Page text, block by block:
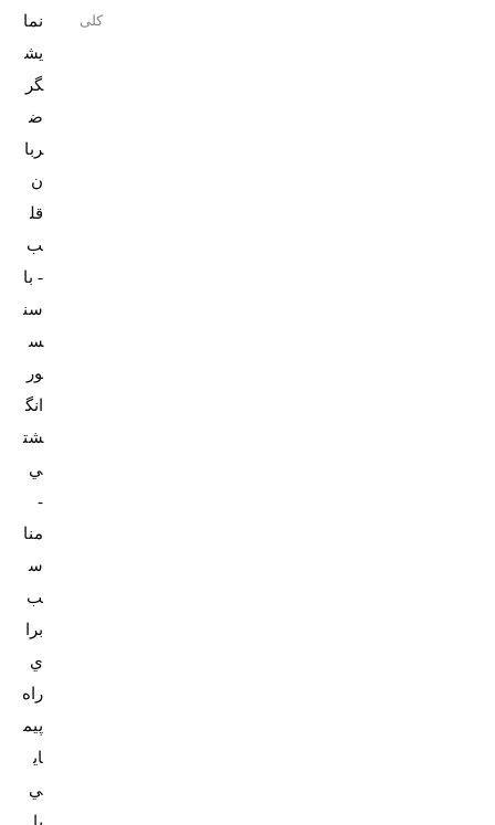
کلی
نما
يش
گر
ض
ربا
ن
قل
ب
- با
سن
س
ور
انگ
شت
ي
-
منا
س
ب
برا
ي
راه
پيم
اي
ي